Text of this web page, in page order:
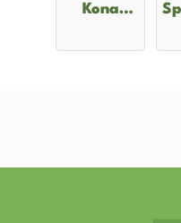
Kona